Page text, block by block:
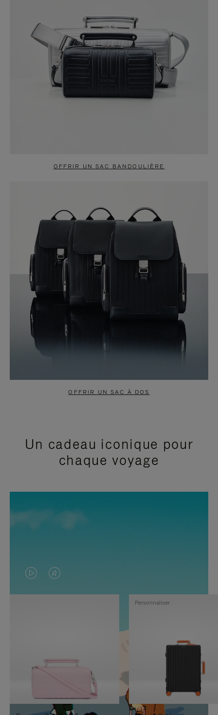
OFFRIR UN SAC BANDOULIÈRE
OFFRIR UN SAC À DOS
Un cadeau iconique pour
chaque voyage
LA
VIDÉO
PAUSE,
APPUYEZ
SUR
LE
SON
DÉSACTIVÉ.
VEUILLEZ
Personnaliser